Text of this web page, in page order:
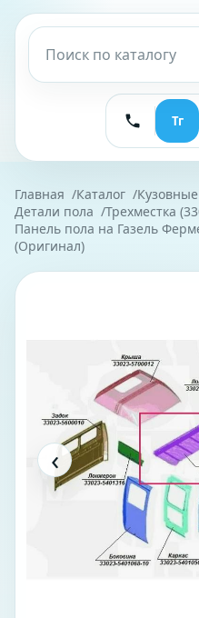
Тг
Главная Каталог
Детали пола
Трехместка
Панель пола на Газель
(Оригинал)
‹